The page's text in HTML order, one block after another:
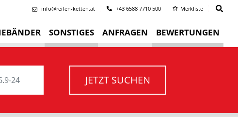
info@reifen-ketten.at +43 6588 7710 500 Merkliste
SONSTIGES ANFRAGEN BEWERTUNGEN
JETZT SUCHEN